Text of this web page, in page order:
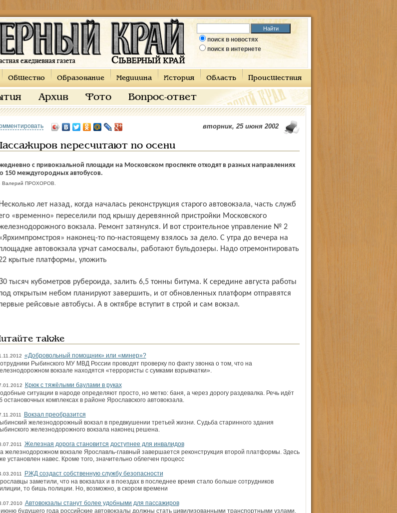
поиск в новостях
поиск в интернете
Общество Образование Медицина История Область Происшествия
Архив Фото Вопрос-ответ
вторник, 25 июня 2002
пересчитают по осени
с привокзальной площади на Московском проспекте отходят в разных направлениях
150 междугородных автобусов.
Валерий ПРОХОРОВ.
старого автовокзала, часть служб
«временно» переселили под крышу деревянной пристройки Московского
вокзала. Ремонт затянулся. И вот строительное управление № 2
наконец-то по-настоящему взялось за дело. С утра до вечера на
автовокзала урчат самосвалы, работают бульдозеры. Надо отремонтировать
крытые платформы, уложить
битума. К середине августа работы
открытым небом планируют завершить, и от обновленных платформ отправятся
рейсовые автобусы. А в октябре вступит в строй и сам вокзал.
также
«Добровольный помощник» или «минер»?
Рыбинского МУ МВД России проводят проверку по факту звонка о том, что на
вокзале находятся «террористы с сумками взрывчатки».
Крюк с тяжёлыми баулами в руках
ситуации в народе определяют просто, но метко: баня, а через дорогу раздевалка. Речь идёт
остановочных комплексах в районе Ярославского автовокзала.
Вокзал преобразится
железнодорожный вокзал в предвкушении третьей жизни. Судьба старинного здания
железнодорожного вокзала наконец решена.
Железная дорога становится доступнее для инвалидов
железнодорожном вокзале Ярославль-главный завершается реконструкция второй платформы. Здесь
установлен навес. Кроме того, значительно облегчен процесс
РЖД создаст собственную службу безопасности
заметили, что на вокзалах и в поездах в по­следнее время стало больше сотрудников
то бишь полиции. Но, возможно, в скором времени
Автовокзалы станут более удобными для пассажиров
июню будущего года российские автовокзалы должны стать цивилизованными транспортными узлами.